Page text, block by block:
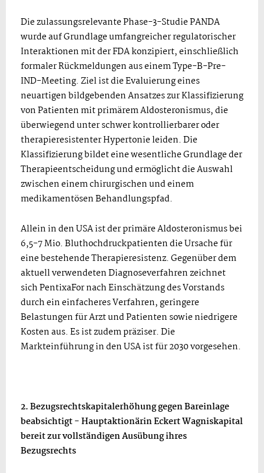
Die zulassungsrelevante Phase-3-Studie PANDA
wurde auf Grundlage umfangreicher regulatorischer
Interaktionen mit der FDA konzipiert, einschließlich
formaler Rückmeldungen aus einem Type-B-Pre-
IND-Meeting. Ziel ist die Evaluierung eines
neuartigen bildgebenden Ansatzes zur Klassifizierung
von Patienten mit primärem Aldosteronismus, die
überwiegend unter schwer kontrollierbarer oder
therapieresistenter Hypertonie leiden. Die
Klassifizierung bildet eine wesentliche Grundlage der
Therapieentscheidung und ermöglicht die Auswahl
zwischen einem chirurgischen und einem
medikamentösen Behandlungspfad.
Allein in den USA ist der primäre Aldosteronismus bei
6,5-7 Mio. Bluthochdruckpatienten die Ursache für
eine bestehende Therapieresistenz. Gegenüber dem
aktuell verwendeten Diagnoseverfahren zeichnet
sich PentixaFor nach Einschätzung des Vorstands
durch ein einfacheres Verfahren, geringere
Belastungen für Arzt und Patienten sowie niedrigere
Kosten aus. Es ist zudem präziser. Die
Markteinführung in den USA ist für 2030 vorgesehen.
2. Bezugsrechtskapitalerhöhung gegen Bareinlage
beabsichtigt - Hauptaktionärin Eckert Wagniskapital
bereit zur vollständigen Ausübung ihres
Bezugsrechts